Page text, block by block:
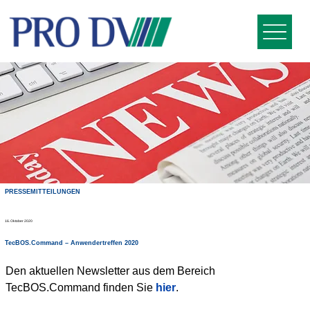
PRESSEMITTEILUNGEN
16. Oktober 2020
TecBOS.Command – Anwendertreffen 2020
Den aktuellen Newsletter aus dem Bereich
TecBOS.Command finden Sie hier.